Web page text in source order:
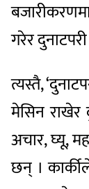
गरेर
त्यस्तै,
मेसिन राखेर
अचार, घ्यू,
छन् ।